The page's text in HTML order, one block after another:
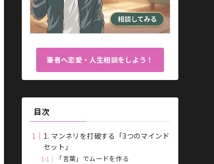
筆者へ恋愛・人生相談をしよう！
目次
1. マンネリを打破する「3つのマインド
セット」
「言葉」でムードを作る